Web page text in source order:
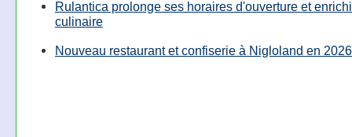
Rulantica prolonge ses horaires d'ouverture et
culinaire
Nouveau restaurant et confiserie à Nigloland en 2026